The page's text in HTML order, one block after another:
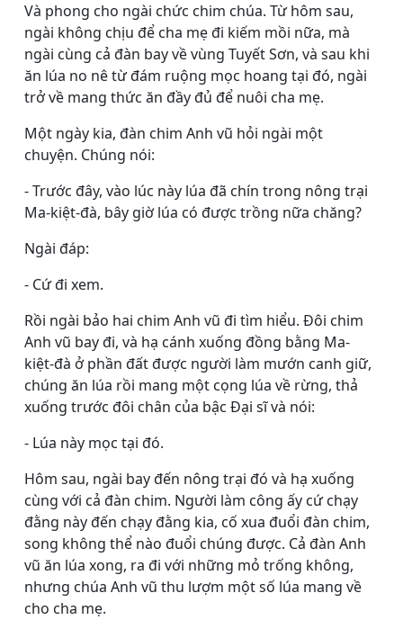
Và phong cho ngài chức chim chúa. Từ hôm sau,
ngài không chịu để cha mẹ đi kiếm mồi nữa, mà
ngài cùng cả đàn bay về vùng Tuyết Sơn, và sau khi
ăn lúa no nê từ đám ruộng mọc hoang tại đó, ngài
trở về mang thức ăn đầy đủ để nuôi cha mẹ.
Một ngày kia, đàn chim Anh vũ hỏi ngài một
chuyện. Chúng nói:
- Trước đây, vào lúc này lúa đã chín trong nông trại
Ma-kiệt-đà, bây giờ lúa có được trồng nữa chăng?
Ngài đáp:
- Cứ đi xem.
Rồi ngài bảo hai chim Anh vũ đi tìm hiểu. Ðôi chim
Anh vũ bay đi, và hạ cánh xuống đồng bằng Ma-
kiệt-đà ở phần đất được người làm mướn canh giữ,
chúng ăn lúa rồi mang một cọng lúa về rừng, thả
xuống trước đôi chân của bậc Ðại sĩ và nói:
- Lúa này mọc tại đó.
Hôm sau, ngài bay đến nông trại đó và hạ xuống
cùng với cả đàn chim. Người làm công ấy cứ chạy
đằng này đến chạy đằng kia, cố xua đuổi đàn chim,
song không thể nào đuổi chúng được. Cả đàn Anh
vũ ăn lúa xong, ra đi với những mỏ trống không,
nhưng chúa Anh vũ thu lượm một số lúa mang về
cho cha mẹ.